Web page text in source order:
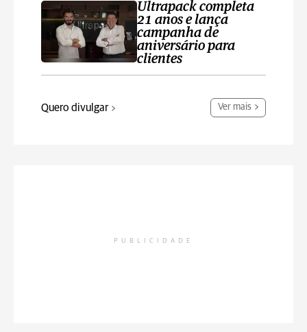
Ultrapack completa
21 anos e lança
campanha de
aniversário para
clientes
Quero divulgar Ver mais
PUBLICIDADE